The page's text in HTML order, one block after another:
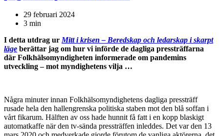
29 februari 2024
3 min
I detta utdrag urMitt i krisen – Beredskap och ledarskap i skarpt
läge berättar jag om hur vi införde de dagliga pressträffarna
där Folkhälsomyndigheten informerade om pandemins
utveckling – mot myndighetens vilja …
Några minuter innan Folkhälsomyndighetens dagliga pressträff
rusade hela den hallengrenska politiska staben mot den blå soffan i
vårt fikarum. Hälften av oss hade hunnit få fatt i en kopp blaskigt
automatkaffe när den tv-sända pressträffen inleddes. Det var den 13